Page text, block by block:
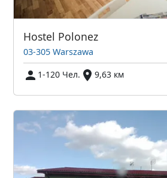
Hostel Polonez
03-305 Warszawa
1-120 Чел.
9,63 км